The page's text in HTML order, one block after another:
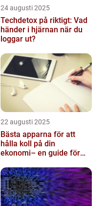
24 augusti 2025
Techdetox på riktigt: Vad
händer i hjärnan när du
loggar ut?
22 augusti 2025
Bästa apparna för att
hålla koll på din
ekonomi– en guide för